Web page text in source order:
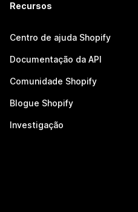
Recursos
Centro de ajuda Shopify
Documentação da API
Comunidade Shopify
Blogue Shopify
Investigação